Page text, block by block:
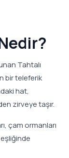
Tahtalı
bir teleferik
hat,
zirveye taşır.
çam ormanları